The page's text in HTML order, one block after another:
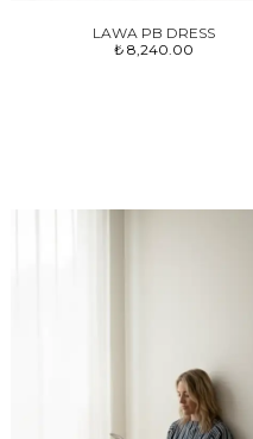
LAWA PB DRESS
₺ 8,240.00